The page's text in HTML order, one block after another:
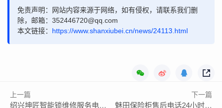
免责声明：网站内容来源于网络，如有侵权，请联系我们删
除，邮箱：352446720@qq.com
本文链接： https://www.shanxiubei.cn/news/24113.html
上一篇
绍兴坤匠智能锁维修服务电话如何找
下一篇
魅田保险柜售后电话24小时服务/全国400人工热线查询网点